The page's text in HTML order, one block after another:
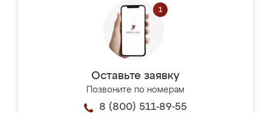
Оставьте заявку
Позвоните по номерам
8 (800) 511-89-55